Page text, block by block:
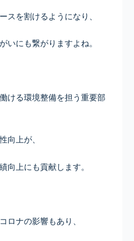
スを割けるようになり、
いにも繋がりますよね。
ける環境整備を担う重要部
向上が、
向上にも貢献します。
ロナの影響もあり、